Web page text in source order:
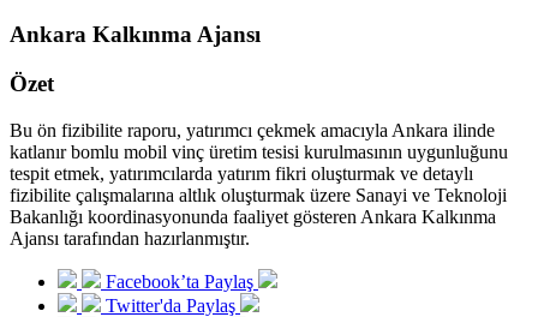
Ankara Kalkınma Ajansı
Özet
Bu ön fizibilite raporu, yatırımcı çekmek amacıyla Ankara ilinde
katlanır bomlu mobil vinç üretim tesisi kurulmasının uygunluğunu
tespit etmek, yatırımcılarda yatırım fikri oluşturmak ve detaylı
fizibilite çalışmalarına altlık oluşturmak üzere Sanayi ve Teknoloji
Bakanlığı koordinasyonunda faaliyet gösteren Ankara Kalkınma
Ajansı tarafından hazırlanmıştır.
Facebook’ta Paylaş
Twitter'da Paylaş